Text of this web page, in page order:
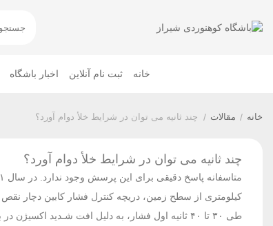
خانه ثبت نام آنلاین اخبار باشگاه
خانه / مقالات / چند ثانیه می توان در شرایط خلأ دوام آورد؟
چند ثانیه می توان در شرایط خلأ دوام آورد؟
طی ۳۰ تا ۴۰ ثانیه اول فشار، به دلیل افت شـدید